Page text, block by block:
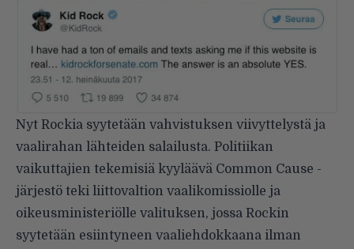
Nyt Rockia syytetään vahvistuksen viivyttelystä ja
vaalirahan lähteiden salailusta. Politiikan
vaikuttajien tekemisiä kyyläävä Common Cause -
järjestö teki liittovaltion vaalikomissiolle ja
oikeusministeriölle valituksen, jossa Rockin
syytetään esiintyneen vaaliehdokkaana ilman